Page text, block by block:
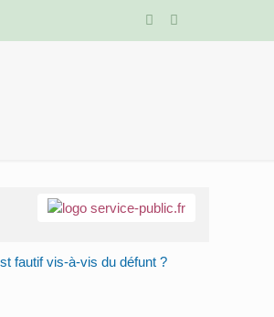
fautif vis-à-vis du défunt ?